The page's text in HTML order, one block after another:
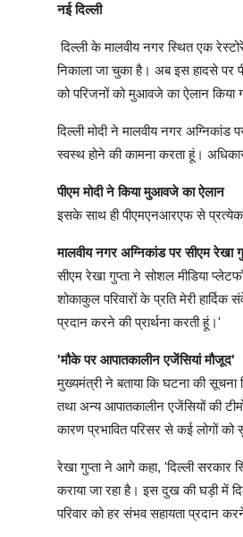
नई दिल्ली
दिल्ली के मालवीय नगर स्थित एक
निकाला जा चुका है। अब इस हादसे पर
को परिजनों को मुआवजे का ऐलान किया
दिल्ली मोदी ने मालवीय नगर
स्वस्थ होने की कामना करता हूं।
पीएम मोदी ने किया मुआवजे का ऐलान
इसके साथ ही पीएमएनआरएफ से प्रत्येक
मालवीय नगर अग्निकांड पर सीएम रेखा
सीएम रेखा गुप्ता ने सोशल मीडिया
शोकाकुल परिवारों के प्रति मेरी
प्रदान करने की प्रार्थना करती हूं।'
'मौके पर आपातकालीन एजेंसियां मौजूद'
मुख्यमंत्री ने बताया कि घटना की
तथा अन्य आपातकालीन एजेंसियों की
कारण प्रभावित परिसर से कई लोगों को
रेखा गुप्ता ने आगे कहा, 'दिल्ली सरकार
कराया जा रहा है। इस दुख की घड़ी में
परिवार को हर संभव सहायता प्रदान